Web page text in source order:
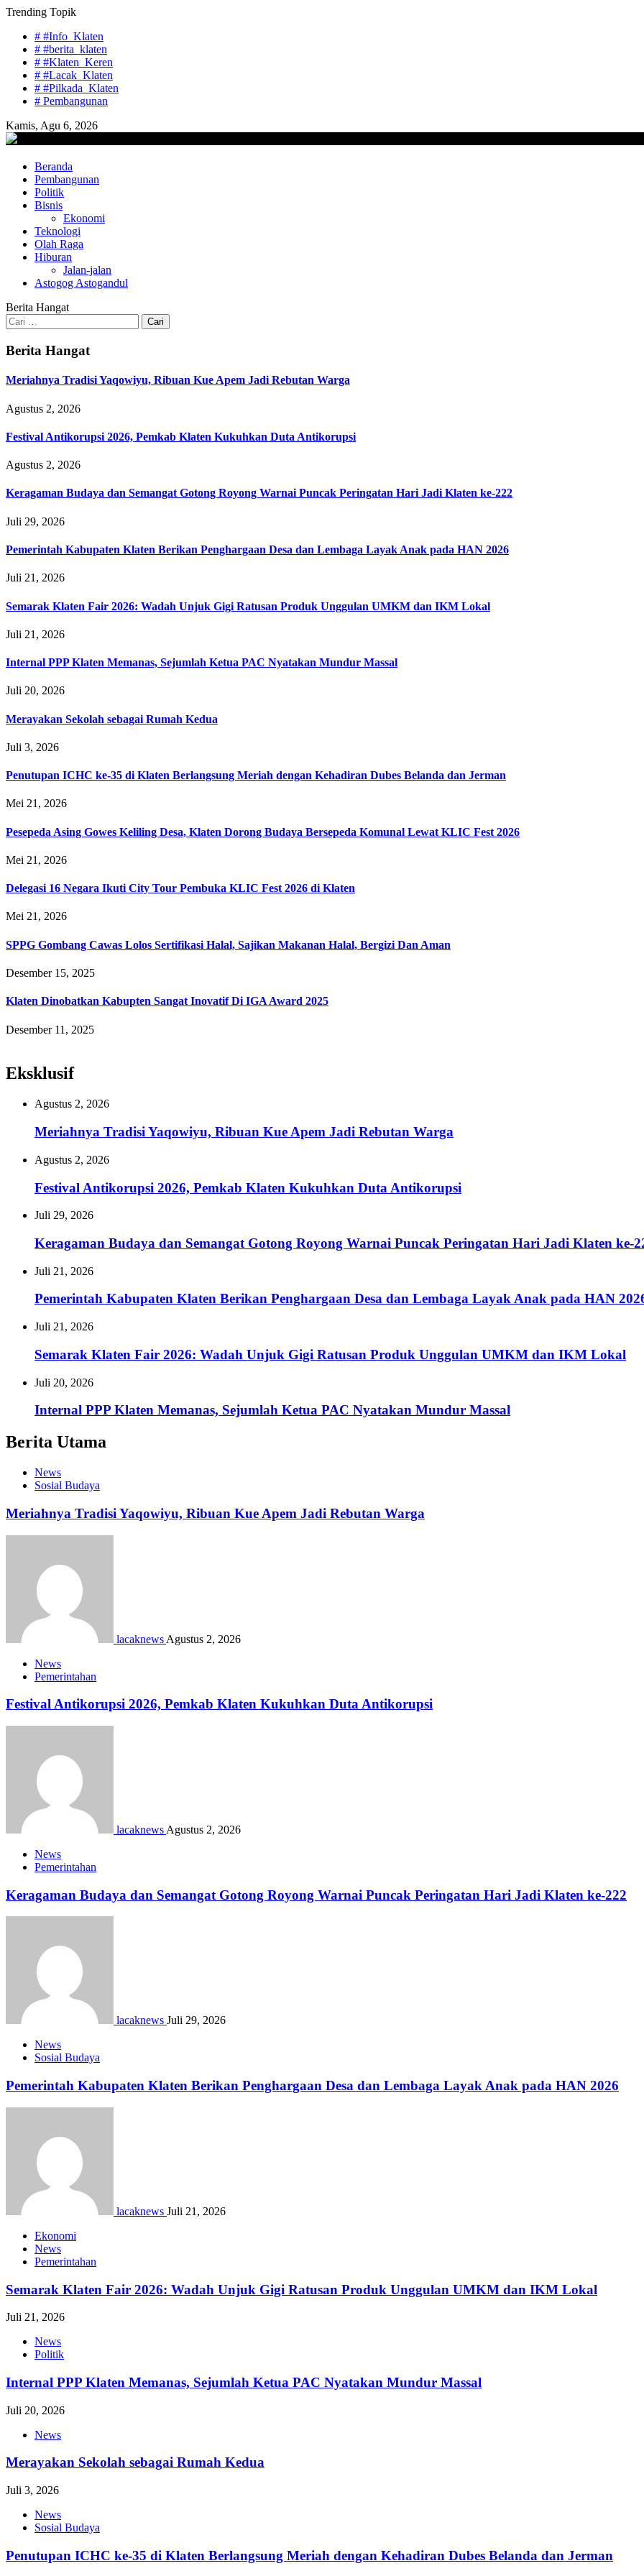
Skip
content
Trending Topik
# #Info_Klaten
# #berita_klaten
# #Klaten_Keren
# #Lacak_Klaten
# #Pilkada_Klaten
# Pembangunan
Kamis, Agu 6, 2026
lacaknews.com
Lacak Gaya Baru
Beranda
Pembangunan
Politik
Bisnis
Ekonomi
Teknologi
Olah Raga
Hiburan
Jalan-jalan
Astogog Astogandul
Berita Hangat
Cari
untuk:
Berita Hangat
Meriahnya Tradisi Yaqowiyu, Ribuan Kue Apem Jadi Rebutan Warga
Agustus 2, 2026
Festival Antikorupsi 2026, Pemkab Klaten Kukuhkan Duta Antikorupsi
Agustus 2, 2026
Keragaman Budaya dan Semangat Gotong Royong Warnai Puncak Peringatan Hari Jadi Klaten ke-222
Juli 29, 2026
Pemerintah Kabupaten Klaten Berikan Penghargaan Desa dan Lembaga Layak Anak pada HAN 2026
Juli 21, 2026
Semarak Klaten Fair 2026: Wadah Unjuk Gigi Ratusan Produk Unggulan UMKM dan IKM Lokal
Juli 21, 2026
Internal PPP Klaten Memanas, Sejumlah Ketua PAC Nyatakan Mundur Massal
Juli 20, 2026
Merayakan Sekolah sebagai Rumah Kedua
Juli 3, 2026
Penutupan ICHC ke-35 di Klaten Berlangsung Meriah dengan Kehadiran Dubes Belanda dan Jerman
Mei 21, 2026
Pesepeda Asing Gowes Keliling Desa, Klaten Dorong Budaya Bersepeda Komunal Lewat KLIC Fest 2026
Mei 21, 2026
Delegasi 16 Negara Ikuti City Tour Pembuka KLIC Fest 2026 di Klaten
Mei 21, 2026
SPPG Gombang Cawas Lolos Sertifikasi Halal, Sajikan Makanan Halal, Bergizi Dan Aman
Desember 15, 2025
Klaten Dinobatkan Kabupten Sangat Inovatif Di IGA Award 2025
Desember 11, 2025
Eksklusif
Agustus 2, 2026
Meriahnya Tradisi Yaqowiyu, Ribuan Kue Apem Jadi Rebutan Warga
Agustus 2, 2026
Festival Antikorupsi 2026, Pemkab Klaten Kukuhkan Duta Antikorupsi
Juli 29, 2026
Keragaman Budaya dan Semangat Gotong Royong Warnai Puncak Peringatan Hari Jadi Klaten ke-
Juli 21, 2026
Pemerintah Kabupaten Klaten Berikan Penghargaan Desa dan Lembaga Layak Anak pada HAN
Juli 21, 2026
Semarak Klaten Fair 2026: Wadah Unjuk Gigi Ratusan Produk Unggulan UMKM dan IKM Lokal
Juli 20, 2026
Internal PPP Klaten Memanas, Sejumlah Ketua PAC Nyatakan Mundur Massal
Berita Utama
News
Sosial Budaya
Meriahnya Tradisi Yaqowiyu, Ribuan Kue Apem Jadi Rebutan Warga
lacaknews Agustus 2, 2026
News
Pemerintahan
Festival Antikorupsi 2026, Pemkab Klaten Kukuhkan Duta Antikorupsi
lacaknews Agustus 2, 2026
News
Pemerintahan
Keragaman Budaya dan Semangat Gotong Royong Warnai Puncak Peringatan Hari Jadi Klaten ke-222
lacaknews Juli 29, 2026
News
Sosial Budaya
Pemerintah Kabupaten Klaten Berikan Penghargaan Desa dan Lembaga Layak Anak pada HAN 2026
lacaknews Juli 21, 2026
Ekonomi
News
Pemerintahan
Semarak Klaten Fair 2026: Wadah Unjuk Gigi Ratusan Produk Unggulan UMKM dan IKM Lokal
Juli 21, 2026
News
Politik
Internal PPP Klaten Memanas, Sejumlah Ketua PAC Nyatakan Mundur Massal
Juli 20, 2026
News
Merayakan Sekolah sebagai Rumah Kedua
Juli 3, 2026
News
Sosial Budaya
Penutupan ICHC ke-35 di Klaten Berlangsung Meriah dengan Kehadiran Dubes Belanda dan Jerman